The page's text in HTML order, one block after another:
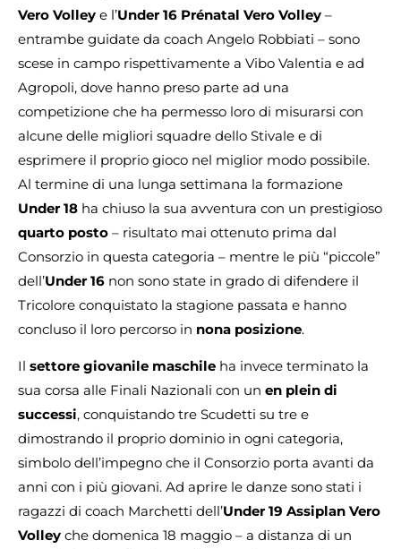
Vero Volley e l’Under 16 Prénatal Vero Volley –
entrambe guidate da coach Angelo Robbiati – sono
scese in campo rispettivamente a Vibo Valentia e ad
Agropoli, dove hanno preso parte ad una
competizione che ha permesso loro di misurarsi con
alcune delle migliori squadre dello Stivale e di
esprimere il proprio gioco nel miglior modo possibile.
Al termine di una lunga settimana la formazione
Under 18 ha chiuso la sua avventura con un prestigioso
quarto posto – risultato mai ottenuto prima dal
Consorzio in questa categoria – mentre le più “piccole”
dell’Under 16 non sono state in grado di difendere il
Tricolore conquistato la stagione passata e hanno
concluso il loro percorso in nona posizione.
Il settore giovanile maschile ha invece terminato la
sua corsa alle Finali Nazionali con un en plein di
successi, conquistando tre Scudetti su tre e
dimostrando il proprio dominio in ogni categoria,
simbolo dell’impegno che il Consorzio porta avanti da
anni con i più giovani. Ad aprire le danze sono stati i
ragazzi di coach Marchetti dell’Under 19 Assiplan Vero
Volley che domenica 18 maggio – a distanza di un